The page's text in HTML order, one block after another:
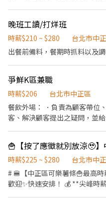
現在!! 😊應徵方式→可投履歷
想了解的內容 或有任何問題亦
烊時負責廚房與周邊設備之洗滌
生魚片處理、餐飲衛生管理。
3. 協助推動公司訓練制度，成
辦事項。 ⭕獎金福利 ▪生日禮
⭕企業魅力 ▪加班費按每分鐘
主義不論年資，且制度完善、
您。 ▪學習日系企業商業禮儀
經營管理。 ▪展店計畫涵蓋全
牌。 ▪傾聽員工訴求，共同打
晚班工讀/打烊班
時薪$210 ~ $280
台北市中
出餐前備料，餐期時抓料以及
爭鮮K區兼職
時薪$206
台北市中正區
餐飲外場： ．負責為顧客帶位
客、解決顧客提出之疑問，並
負責結帳、收銀等工作。 餐飲
前與烹飪中之準備工作與其他
切各種食材。 ．負責清理工作
所需要的食材。 ．協助測量食
時薪$225 ~ $280
台北市中
# 🍔【中正區可樂薯條🍟最高
歡迎✨快速安排！ 💰 **尖峰時